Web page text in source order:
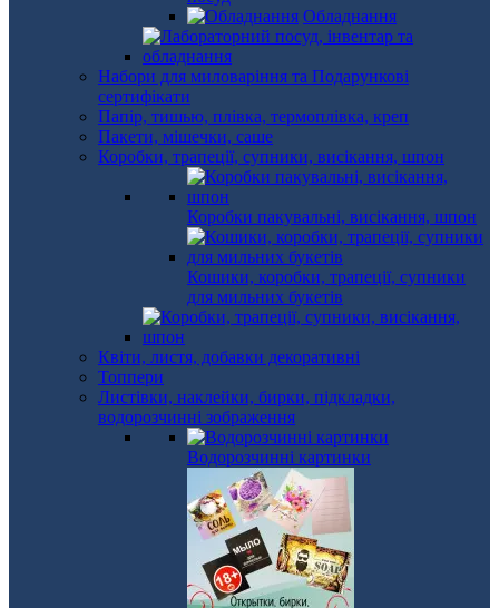
Обладнання
Набори для миловаріння та Подарункові
сертифікати
Папір, тишью, плівка, термоплівка, креп
Пакети, мішечки, саше
Коробки, трапеції, супники, висікання, шпон
Коробки пакувальні, висікання, шпон
Кошики, коробки, трапеції, супники
для мильних букетів
Квіти, листя, добавки декоративні
Топпери
Листівки, наклейки, бирки, підкладки,
водорозчинні зображення
Водорозчинні картинки